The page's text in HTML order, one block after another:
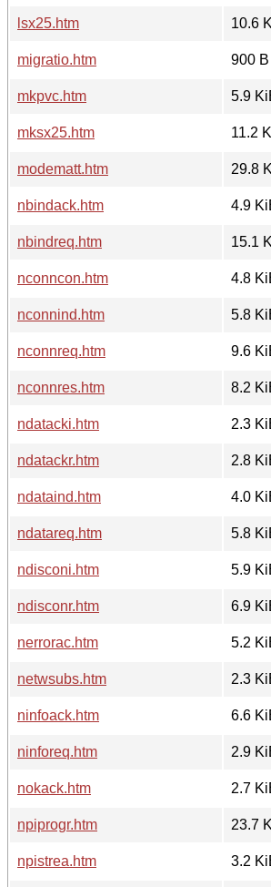
lsx25.htm
10.6
migratio.htm
900 B
mkpvc.htm
5.9
mksx25.htm
11.2
modematt.htm
29.8
nbindack.htm
4.9
nbindreq.htm
15.1
nconncon.htm
4.8
nconnind.htm
5.8
nconnreq.htm
9.6
nconnres.htm
8.2
ndatacki.htm
2.3
ndatackr.htm
2.8
ndataind.htm
4.0
ndatareq.htm
5.8
ndisconi.htm
5.9
ndisconr.htm
6.9
nerrorac.htm
5.2
netwsubs.htm
2.3
ninfoack.htm
6.6
ninforeq.htm
2.9
nokack.htm
2.7
npiprogr.htm
23.7
npistrea.htm
3.2